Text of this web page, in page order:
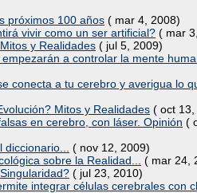
próximos 100 años ( mar 4, 2008)
vivir como un ser artificial? ( mar
y Realidades ( jul 5, 2009)
a controlar la mente
conecta a tu cerebro y averigua lo
Mitos y Realidades ( oct
en cerebro, con láser. Opinión (
( nov 12, 2009)
sobre la Realidad...
( mar 24,
( jul 23, 2010)
integrar células cerebrales con